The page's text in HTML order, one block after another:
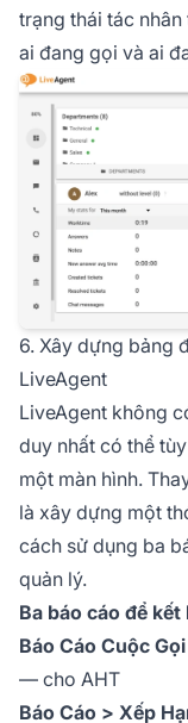
trạng thái tác
ai đang gọi và ai
6. Xây dựng bảng
LiveAgent
LiveAgent không
duy nhất có thể
một màn hình.
là xây dựng một
cách sử dụng ba
quản lý.
Ba báo cáo để
Báo Cáo Cuộc
— cho AHT
Báo Cáo > Xếp